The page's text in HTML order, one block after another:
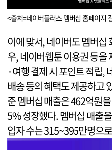
<출처=네이버플러스 멤버십 홈페이지
이에 맞서, 네이버도 멤버십
우, 네이버웹툰 이용권 등
·여행 결제 시 포인트 적립,
배송 등의 혜택도 제공하고
준 멤버십 매출은 462억원
5% 성장했다. 멤버십 매출
입자 수는 315~395만명으